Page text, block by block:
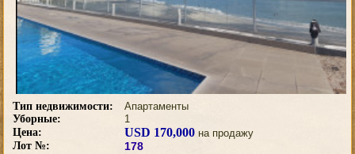
Тип недвижимости:
Апартаменты
Уборные:
1
Цена:
USD 170,000 на продажу
Лот №:
178